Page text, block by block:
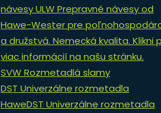
návesy ULW Prepravné návesy od
Hawe-Wester pre
a družstvá. Nemecká kvalita. Klikni
viac informácií na našu stránku.
SVW Rozmetadlá slamy
DST Univerzálne rozmetadla
HaweDST Univerzálne rozmetadla